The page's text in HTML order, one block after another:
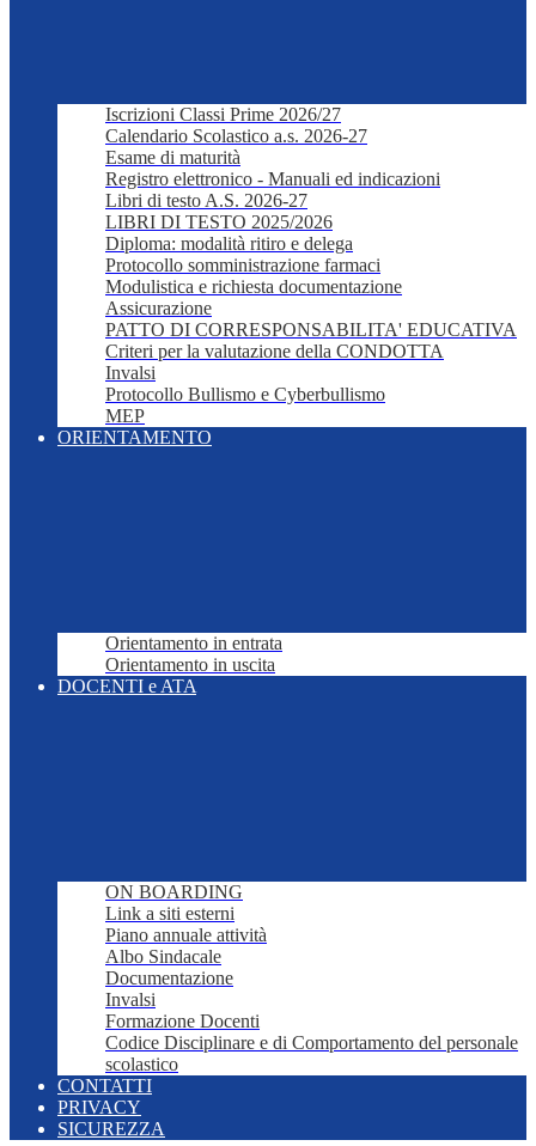
Iscrizioni Classi Prime 2026/27
Calendario Scolastico a.s. 2026-27
Esame di maturità
Registro elettronico - Manuali ed indicazioni
Libri di testo A.S. 2026-27
LIBRI DI TESTO 2025/2026
Diploma: modalità ritiro e delega
Protocollo somministrazione farmaci
Modulistica e richiesta documentazione
Assicurazione
PATTO DI CORRESPONSABILITA' EDUCATIVA
Criteri per la valutazione della CONDOTTA
Invalsi
Protocollo Bullismo e Cyberbullismo
MEP
ORIENTAMENTO
Orientamento in entrata
Orientamento in uscita
DOCENTI e ATA
ON BOARDING
Link a siti esterni
Piano annuale attività
Albo Sindacale
Documentazione
Invalsi
Formazione Docenti
Codice Disciplinare e di Comportamento del personale
scolastico
CONTATTI
PRIVACY
SICUREZZA